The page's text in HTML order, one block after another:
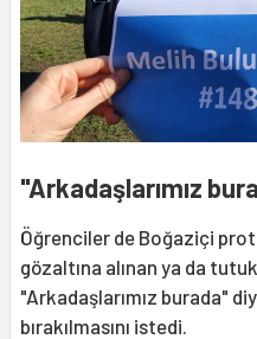
"Arkadaşlarımız
Öğrenciler de Boğaziçi
gözaltına alınan ya da
"Arkadaşlarımız burada"
bırakılmasını istedi.